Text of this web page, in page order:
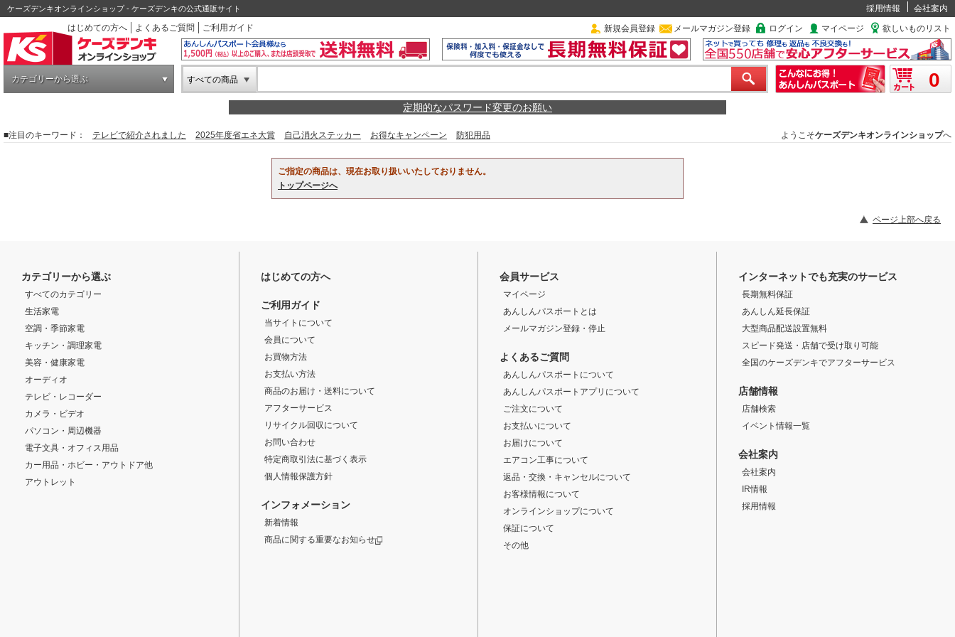
ケーズデンキオンラインショップ - ケーズデンキの公式通販サイト 採用情報
会社案内
はじめての方へ
よくあるご質問 ご利用ガイド 新規会員登録 メールマガジン登録 ログイン マイページ 欲しいものリスト
カテゴリーから選ぶ すべての商品 0
定期的なパスワード変更のお願い
■注目のキーワード： テレビで紹介されました 2025年度省エネ大賞 自己消火ステッカー お得なキャンペーン 防犯用品 ようこそケーズデンキオンラインショップへ
ご指定の商品は、現在お取り扱いいたしておりません。
トップページへ
ページ上部へ戻る
カテゴリーから選ぶ
すべてのカテゴリー
生活家電
空調・季節家電
キッチン・調理家電
美容・健康家電
オーディオ
テレビ・レコーダー
カメラ・ビデオ
パソコン・周辺機器
電子文具・オフィス用品
カー用品・ホビー・アウトドア他
アウトレット
はじめての方へ
ご利用ガイド
当サイトについて
会員について
お買物方法
お支払い方法
商品のお届け・送料について
アフターサービス
リサイクル回収について
お問い合わせ
特定商取引法に基づく表示
個人情報保護方針
インフォメーション
新着情報
商品に関する重要なお知らせ
会員サービス
マイページ
あんしんパスポートとは
メールマガジン登録・停止
よくあるご質問
あんしんパスポートについて
あんしんパスポートアプリについて
ご注文について
お支払いについて
お届けについて
エアコン工事について
返品・交換・キャンセルについて
お客様情報について
オンラインショップについて
保証について
その他
インターネットでも充実のサービス
長期無料保証
あんしん延長保証
大型商品配送設置無料
スピード発送・店舗で受け取り可能
全国のケーズデンキでアフターサービス
店舗情報
店舗検索
イベント情報一覧
会社案内
会社案内
IR情報
採用情報